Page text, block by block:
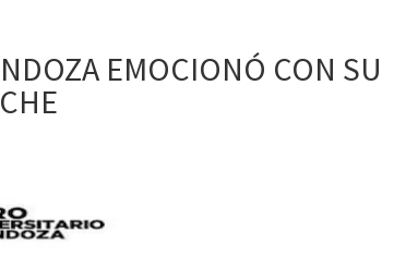
EMOCIONÓ CON SU